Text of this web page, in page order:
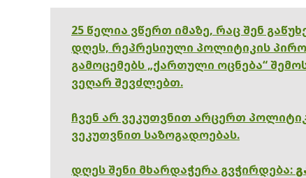
25 წელია ვწერთ იმაზე, რაც შენ
დღეს, რეპრესიული პოლიტიკის
გამოცემებს „ქართული ოცნება“
ვეღარ შევძლებთ.
ჩვენ არ ვეკუთვნით არცერთ
ვეკუთვნით საზოგადოებას.
დღეს შენი მხარდაჭერა გვჭირდება: